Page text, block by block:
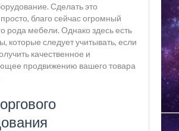
Сделать это
благо сейчас огромный
рода мебели. Однако здесь есть
которые следует учитывать, если
качественное и
продвижению вашего товара